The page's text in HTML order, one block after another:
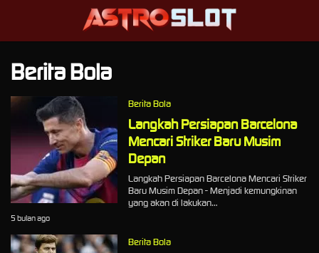
Berita Bola
Berita Bola
Langkah Persiapan Barcelona
Mencari Striker Baru Musim
Depan
Langkah Persiapan Barcelona Mencari Striker
Baru Musim Depan - Menjadi kemungkinan
yang akan di lakukan…
5 bulan ago
Berita Bola